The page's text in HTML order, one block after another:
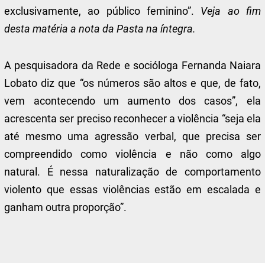
exclusivamente, ao público feminino”. Veja ao fim
desta matéria a nota da Pasta na íntegra.
A pesquisadora da Rede e socióloga Fernanda Naiara
Lobato diz que “os números são altos e que, de fato,
vem acontecendo um aumento dos casos”, ela
acrescenta ser preciso reconhecer a violência “seja ela
até mesmo uma agressão verbal, que precisa ser
compreendido como violência e não como algo
natural. É nessa naturalização de comportamento
violento que essas violências estão em escalada e
ganham outra proporção”.